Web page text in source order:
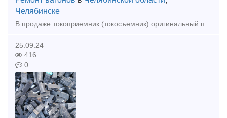
Челябинске
В продаже токоприемник (токосъемник) оригинальный производства Takraf DDR (ГДР) на портальные и плавучие краны Сокол, Альбрехт, Альбатрос, Форель, Ганц, Кондор и прочие. Есть ревизия, есть с хранения
25.09.24
416
0